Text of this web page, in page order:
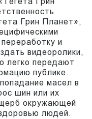
Грин Планет»,
и
видеоролики,
легко передают
публике.
масел в
шин или их
окружающей
людей.